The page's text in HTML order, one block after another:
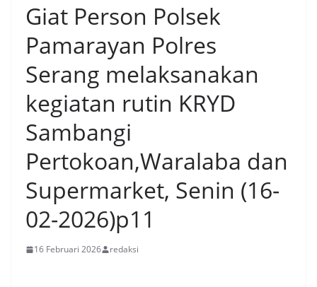
Giat Person Polsek
Pamarayan Polres
Serang melaksanakan
kegiatan rutin KRYD
Sambangi
Pertokoan,Waralaba dan
Supermarket, Senin (16-
02-2026)p11
16 Februari 2026 redaksi